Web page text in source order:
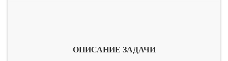
ОПИСАНИЕ ЗАДАЧИ